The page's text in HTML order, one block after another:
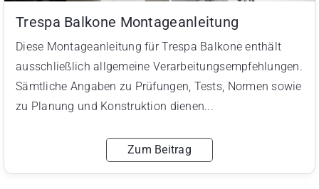
Trespa Balkone Montageanleitung
Diese Montageanleitung für Trespa Balkone enthält
ausschließlich allgemeine Verarbeitungsempfehlungen.
Sämtliche Angaben zu Prüfungen, Tests, Normen sowie
zu Planung und Konstruktion dienen...
Zum Beitrag